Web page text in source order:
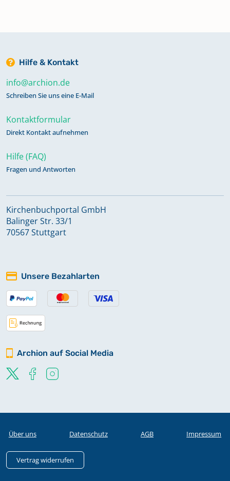
Hilfe & Kontakt
info@archion.de
Schreiben Sie uns eine E-Mail
Kontaktformular
Direkt Kontakt aufnehmen
Hilfe (FAQ)
Fragen und Antworten
Kirchenbuchportal GmbH
Balinger Str. 33/1
70567 Stuttgart
Unsere Bezahlarten
Archion auf Social Media
Über uns Datenschutz AGB Impressum
Vertrag widerrufen